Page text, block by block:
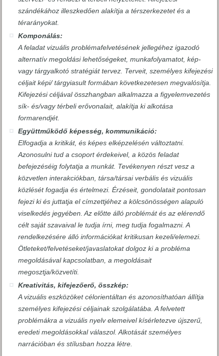
szándékához illeszkedően alakítja a térszerkezetet és a
térarányokat.
Komponálás:
A feladat vizuális problémafelvetésének jellegéhez igazodó
alternatív megoldási lehetőségeket, munkafolyamatot, kép-
vagy tárgyalkotó stratégiát tervez. Terveit, személyes kifejezési
céljait képi/ tárgyiasult formában következetesen megvalósítja.
Kifejezési céljával összhangban alkalmazza a figyelemvezetés
sík- és/vagy térbeli erővonalait, alakítja ki alkotása
formarendjét.
Együttműködő képesség, kommunikáció:
Elfogadja a kritikát, és képes elképzelésén változtatni.
Azonosulni tud a csoport érdekeivel, a közös feladat
befejezéséig folytatja a munkát. Tevékenyen részt vesz a
közvetlen interakciókban, társa/társai verbális és vizuális
közlését fogadja és értelmezi. Érzéseit, gondolatait pontosan
fejezi ki és juttatja el címzettjéhez a kölcsönösségen alapuló
viselkedés jegyében. Az előtte álló problémát és az elérendő
célt saját szavaival le tudja írni, meg tudja fogalmazni. A
rendelkezésére álló információkat kritikusan kezeli/elemezi.
Ötleteket/felvetéseket/javaslatokat dolgoz ki a probléma
megoldásával kapcsolatban, a megoldásait
megosztja/közvetíti.
Kreativitás, kifejezőerő, összkép:
A vizuális eszközöket célorientáltan és azonosíthatóan állítja
személyes kifejezési céljainak szolgálatába. A felvetett
problémákra a vizuális nyelv elemeivel kísérletezve újszerű,
eredeti megoldásokkal válaszol. Alkotását személyes
narrációban és stílusban hozza létre.